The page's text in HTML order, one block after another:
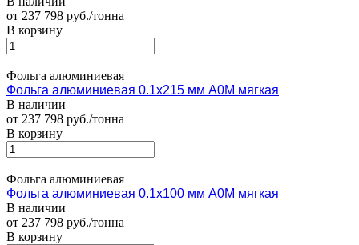
от 237 798 руб./тонна
В корзину
Фольга алюминиевая
Фольга алюминиевая 0.1х215 мм А0М мягкая
В наличии
от 237 798 руб./тонна
В корзину
Фольга алюминиевая
Фольга алюминиевая 0.1х100 мм А0М мягкая
В наличии
от 237 798 руб./тонна
В корзину